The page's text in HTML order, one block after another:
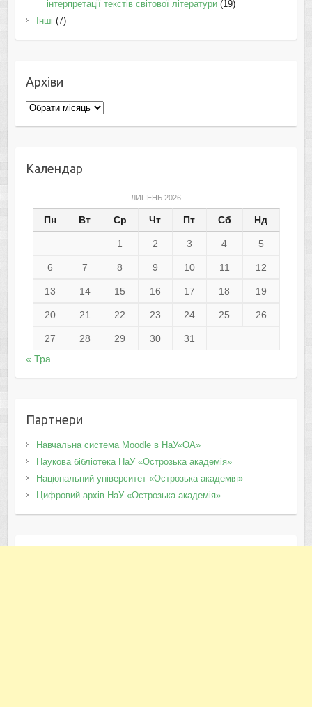
інтерпретації текстів світової літератури(19)
Інші (7)
Архіви
Архіви
Календар
ЛИПЕНЬ 2026
Пн Вт Ср Чт Пт Сб Нд
1 2 3 4 5
6 7 8 9 10 11 12
13 14 15 16 17 18 19
20 21 22 23 24 25 26
27 28 29 30
31
« Тра
Партнери
Навчальна система Moodle в НаУ«ОА»
Наукова бібліотека НаУ «Острозька академія»
Національний університет «Острозька академія»
Цифровий архів НаУ «Острозька академія»